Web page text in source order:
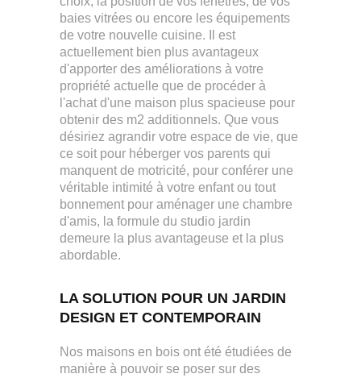
baies vitrées ou encore les équipements
de votre nouvelle cuisine. Il est
actuellement bien plus avantageux
d'apporter des améliorations à votre
propriété actuelle que de procéder à
l'achat d'une maison plus spacieuse pour
obtenir des m2 additionnels. Que vous
désiriez agrandir votre espace de vie, que
ce soit pour héberger vos parents qui
manquent de motricité, pour conférer une
véritable intimité à votre enfant ou tout
bonnement pour aménager une chambre
d'amis, la formule du studio jardin
demeure la plus avantageuse et la plus
abordable.
LA SOLUTION POUR UN JARDIN
DESIGN ET CONTEMPORAIN
Nos maisons en bois ont été étudiées de
manière à pouvoir se poser sur des